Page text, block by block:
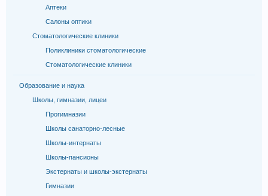
Аптеки
Салоны оптики
Стоматологические клиники
Поликлиники стоматологические
Стоматологические клиники
Образование и наука
Школы, гимназии, лицеи
Прогимназии
Школы санаторно-лесные
Школы-интернаты
Школы-пансионы
Экстернаты и школы-экстернаты
Гимназии